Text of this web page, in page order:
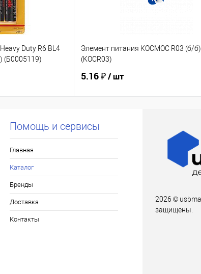
Duty R6 BL4
(Б0005119)
Элемент питания КОСМОС R03 (б/
(KOCR03)
5.16 ₽/ шт
Помощь и сервисы
Главная
Каталог
Бренды
Доставка
Контакты
2026 ©
защищены.